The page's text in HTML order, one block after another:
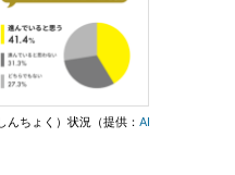
んちょく）状況（提供： AI